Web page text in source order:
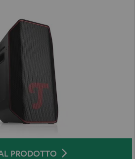
PRODOTTO